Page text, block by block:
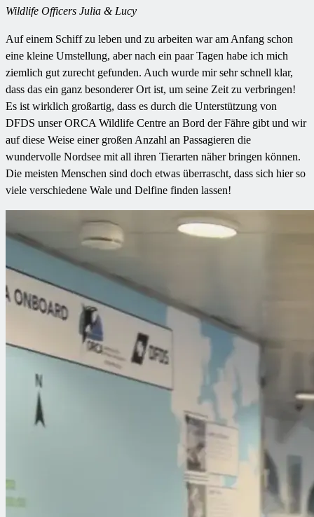
Wildlife Officers Julia & Lucy
Auf einem Schiff zu leben und zu arbeiten war am Anfang schon
eine kleine Umstellung, aber nach ein paar Tagen habe ich mich
ziemlich gut zurecht gefunden. Auch wurde mir sehr schnell klar,
dass das ein ganz besonderer Ort ist, um seine Zeit zu verbringen!
Es ist wirklich großartig, dass es durch die Unterstützung von
DFDS unser ORCA Wildlife Centre an Bord der Fähre gibt und wir
auf diese Weise einer großen Anzahl an Passagieren die
wundervolle Nordsee mit all ihren Tierarten näher bringen können.
Die meisten Menschen sind doch etwas überrascht, dass sich hier so
viele verschiedene Wale und Delfine finden lassen!